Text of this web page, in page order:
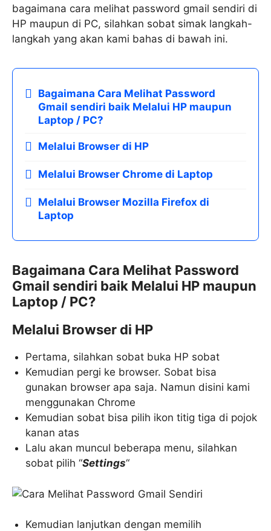
bagaimana cara melihat password gmail sendiri di
HP maupun di PC, silahkan sobat simak langkah-
langkah yang akan kami bahas di bawah ini.
Bagaimana Cara Melihat Password
Gmail sendiri baik Melalui HP maupun
Laptop / PC?
Melalui Browser di HP
Melalui Browser Chrome di Laptop
Melalui Browser Mozilla Firefox di
Laptop
Bagaimana Cara Melihat Password
Gmail sendiri baik Melalui HP maupun
Laptop / PC?
Melalui Browser di HP
Pertama, silahkan sobat buka HP sobat
Kemudian pergi ke browser. Sobat bisa
gunakan browser apa saja. Namun disini kami
menggunakan Chrome
Kemudian sobat bisa pilih ikon titig tiga di pojok
kanan atas
Lalu akan muncul beberapa menu, silahkan
sobat pilih “Settings“
Kemudian lanjutkan dengan memilih